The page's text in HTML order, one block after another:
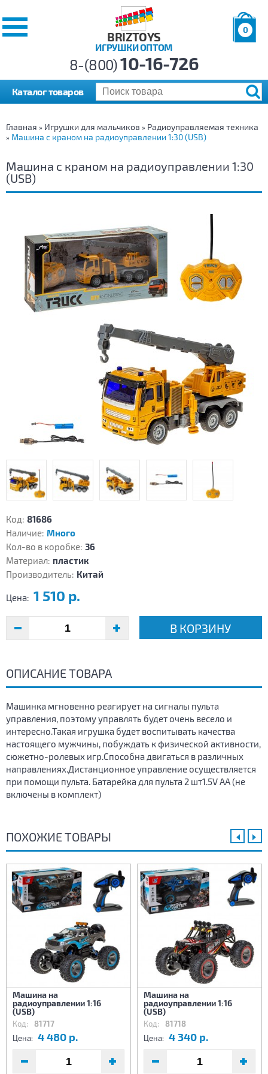
BRIZTOYS
ИГРУШКИ ОПТОМ
0
р.
8-(800)10-16-726
Каталог товаров
Главная » Игрушки для мальчиков » Радиоуправляемая техника
» Машина с краном на радиоуправлении 1:30 (USB)
Машина с краном на радиоуправлении 1:30
(USB)
Код: 81686
Наличие: Много
Кол-во в коробке: 36
Материал: пластик
Производитель: Китай
Цена: 1 510 р.
В КОРЗИНУ
ОПИСАНИЕ ТОВАРА
Машинка мгновенно реагирует на сигналы пульта
управления, поэтому управлять будет очень весело и
интересно.Такая игрушка будет воспитывать качества
настоящего мужчины, побуждать к физической активности,
сюжетно-ролевых игр.Способна двигаться в различных
направлениях.Дистанционное управление осуществляется
при помощи пульта. Батарейка для пульта 2 шт1.5V AA (не
включены в комплект)
ПОХОЖИЕ ТОВАРЫ
Машина на
радиоуправлении 1:16
(USB)
Код: 81717
Цена: 4 480 р.
Машина на
радиоуправлении 1:16
(USB)
Код: 81718
Цена: 4 340 р.